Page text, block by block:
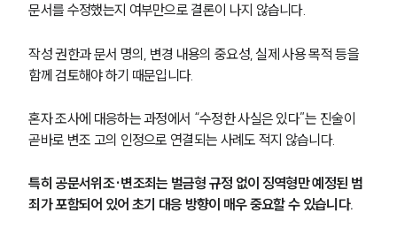
문서를 수정했는지 여부만으로 결론이 나지 않습니다.
작성 권한과 문서 명의, 변경 내용의 중요성, 실제 사용 목적 등을
함께 검토해야 하기 때문입니다.
혼자 조사에 대응하는 과정에서 “수정한 사실은 있다”는 진술이
곧바로 변조 고의 인정으로 연결되는 사례도 적지 않습니다.
특히 공문서위조·변조죄는 벌금형 규정 없이 징역형만 예정된 범
죄가 포함되어 있어 초기 대응 방향이 매우 중요할 수 있습니다.